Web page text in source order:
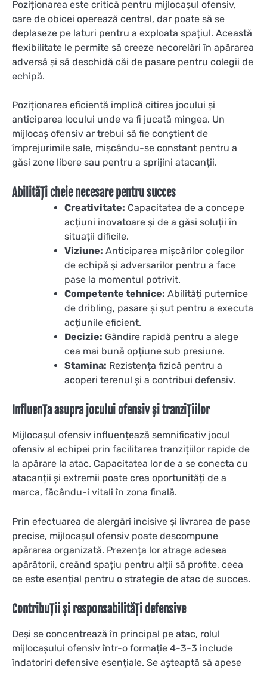
Poziționarea este critică pentru mijlocașul ofensiv,
care de obicei operează central, dar poate să se
deplaseze pe laturi pentru a exploata spațiul. Această
flexibilitate le permite să creeze necorelări în apărarea
adversă și să deschidă căi de pasare pentru colegii de
echipă.
Poziționarea eficientă implică citirea jocului și
anticiparea locului unde va fi jucată mingea. Un
mijlocaș ofensiv ar trebui să fie conștient de
împrejurimile sale, mișcându-se constant pentru a
găsi zone libere sau pentru a sprijini atacanții.
Abilități cheie necesare pentru succes
Creativitate: Capacitatea de a concepe
acțiuni inovatoare și de a găsi soluții în
situații dificile.
Viziune: Anticiparea mișcărilor colegilor
de echipă și adversarilor pentru a face
pase la momentul potrivit.
Competente tehnice: Abilități puternice
de dribling, pasare și șut pentru a executa
acțiunile eficient.
Decizie: Gândire rapidă pentru a alege
cea mai bună opțiune sub presiune.
Stamina: Rezistența fizică pentru a
acoperi terenul și a contribui defensiv.
Influența asupra jocului ofensiv și tranzițiilor
Mijlocașul ofensiv influențează semnificativ jocul
ofensiv al echipei prin facilitarea tranzițiilor rapide de
la apărare la atac. Capacitatea lor de a se conecta cu
atacanții și extremii poate crea oportunități de a
marca, făcându-i vitali în zona finală.
Prin efectuarea de alergări incisive și livrarea de pase
precise, mijlocașul ofensiv poate descompune
apărarea organizată. Prezența lor atrage adesea
apărătorii, creând spațiu pentru alții să profite, ceea
ce este esențial pentru o strategie de atac de succes.
Contribuții și responsabilități defensive
Deși se concentrează în principal pe atac, rolul
mijlocașului ofensiv într-o formație 4-3-3 include
îndatoriri defensive esențiale. Se așteaptă să apese